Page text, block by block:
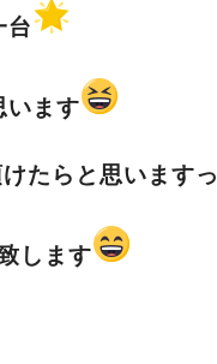
台
います
たらと思いますっ
します